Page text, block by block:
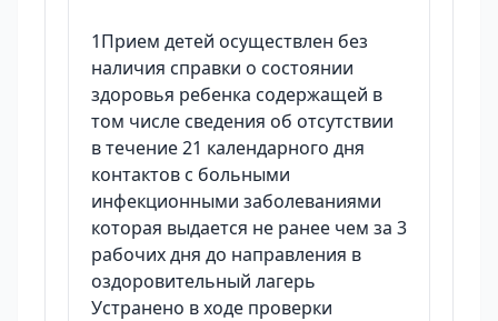
1Прием детей осуществлен без
наличия справки о состоянии
здоровья ребенка содержащей в
том числе сведения об отсутствии
в течение 21 календарного дня
контактов с больными
инфекционными заболеваниями
которая выдается не ранее чем за 3
рабочих дня до направления в
оздоровительный лагерь
Устранено в ходе проверки